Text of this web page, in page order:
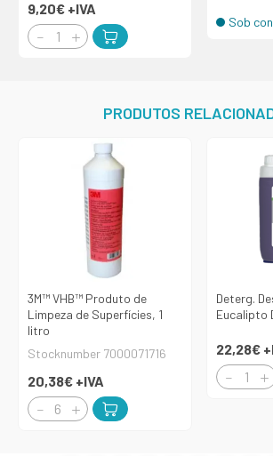
9,20€ +IVA
Sob
PRODUTOS
3M™ VHB™ Produto de
Limpeza de Superfícies, 1
litro
Stocknumber 7000071716
20,38€ +IVA
Deterg.
Eucalipto
22,28€